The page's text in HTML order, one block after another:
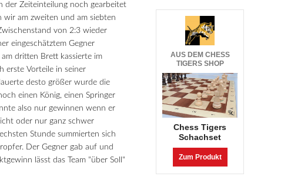
der Zeiteinteilung noch gearbeitet
wir am zweiten und am siebten
von 2:3 wieder
eingeschätztem Gegner
dritten Brett kassierte im
erste Vorteile in seiner
desto größer wurde die
einen König, einen Springer
also nur gewinnen wenn er
oder nur ganz schwer
Stunde summierten sich
Der Gegner gab auf und
lässt das Team "über Soll"
AUS DEM CHESS
TIGERS SHOP
Chess Tigers
Schachset
Zum Produkt